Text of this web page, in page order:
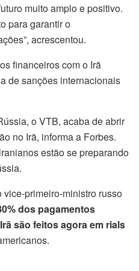
muito amplo e positivo.
para garantir o
acrescentou.
financeiros com o Irã
de sanções internacionais
o VTB, acaba de abrir
no Irã, informa a Forbes.
estão se preparando
primeiro-ministro russo
dos pagamentos
são feitos agora em rials